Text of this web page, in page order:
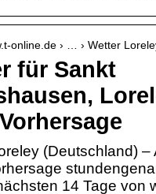
online.de › … › Wetter
für Sankt
(Deutschland) –
14 Tage von